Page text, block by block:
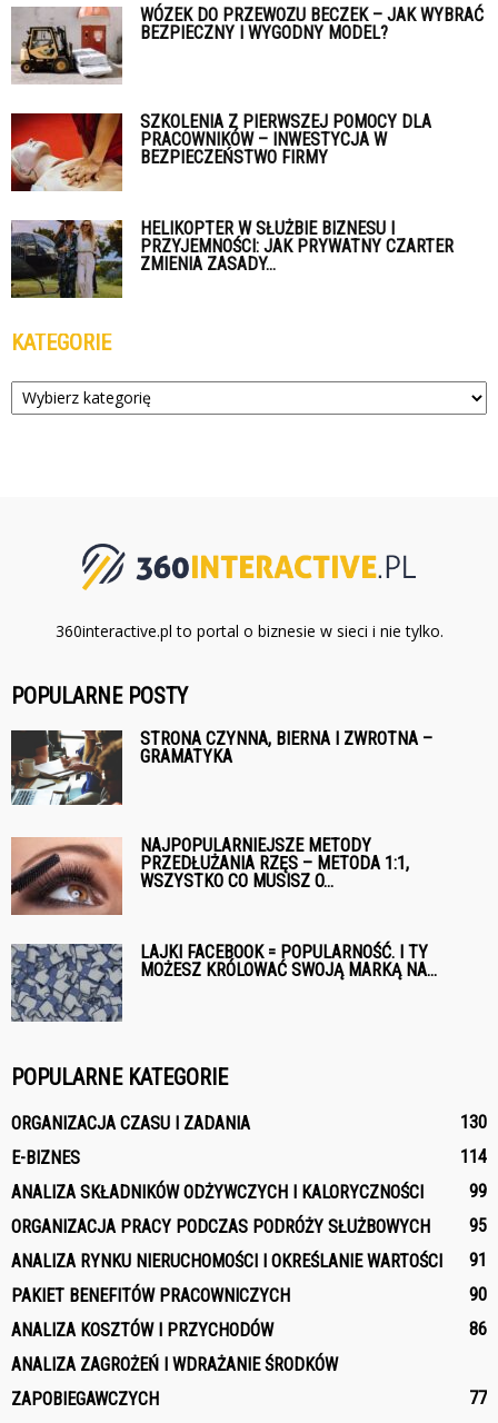
WÓZEK DO PRZEWOZU BECZEK – JAK WYBRAĆ
BEZPIECZNY I WYGODNY MODEL?
SZKOLENIA Z PIERWSZEJ POMOCY DLA
PRACOWNIKÓW – INWESTYCJA W
BEZPIECZEŃSTWO FIRMY
HELIKOPTER W SŁUŻBIE BIZNESU I
PRZYJEMNOŚCI: JAK PRYWATNY CZARTER
ZMIENIA ZASADY...
KATEGORIE
Kategorie
360interactive.pl to portal o biznesie w sieci i nie tylko.
POPULARNE POSTY
STRONA CZYNNA, BIERNA I ZWROTNA –
GRAMATYKA
NAJPOPULARNIEJSZE METODY
PRZEDŁUŻANIA RZĘS – METODA 1:1,
WSZYSTKO CO MUSISZ O...
LAJKI FACEBOOK = POPULARNOŚĆ. I TY
MOŻESZ KRÓLOWAĆ SWOJĄ MARKĄ NA...
POPULARNE KATEGORIE
ORGANIZACJA CZASU I ZADANIA
130
E-BIZNES
114
ANALIZA SKŁADNIKÓW ODŻYWCZYCH I KALORYCZNOŚCI
99
ORGANIZACJA PRACY PODCZAS PODRÓŻY SŁUŻBOWYCH
95
ANALIZA RYNKU NIERUCHOMOŚCI I OKREŚLANIE WARTOŚCI
91
PAKIET BENEFITÓW PRACOWNICZYCH
90
ANALIZA KOSZTÓW I PRZYCHODÓW
86
ANALIZA ZAGROŻEŃ I WDRAŻANIE ŚRODKÓW
ZAPOBIEGAWCZYCH
77